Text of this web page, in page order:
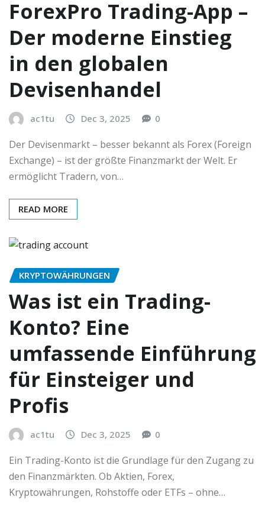
ForexPro Trading-App –
Der moderne Einstieg
in den globalen
Devisenhandel
ac1tu Dec 3, 2025 0
Der Devisenmarkt – besser bekannt als Forex (Foreign
Exchange) – ist der größte Finanzmarkt der Welt. Er
ermöglicht Tradern, von…
READ MORE
KRYPTOWÄHRUNGEN
Was ist ein Trading-
Konto? Eine
umfassende Einführung
für Einsteiger und
Profis
ac1tu Dec 3, 2025 0
Ein Trading-Konto ist die Grundlage für den Zugang zu
den Finanzmärkten. Ob Aktien, Forex,
Kryptowährungen, Rohstoffe oder ETFs – ohne…